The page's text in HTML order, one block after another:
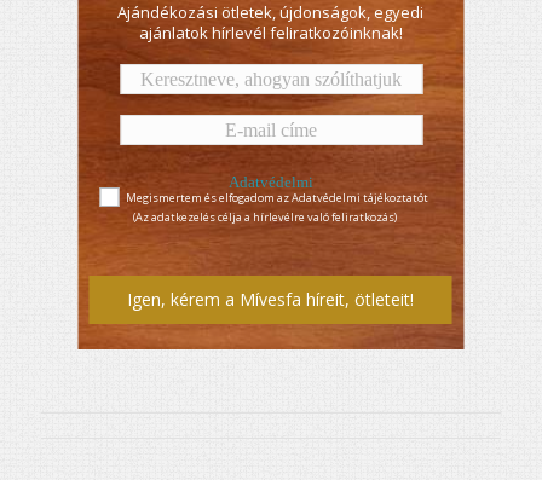
Ajándékozási ötletek, újdonságok, egyedi
ajánlatok hírlevél feliratkozóinknak!
Adatvédelmi
tájékoztató
Megismertem és elfogadom az Adatvédelmi tájékoztatót
(Az adatkezelés célja a hírlevélre való feliratkozás)
Igen, kérem a Mívesfa híreit, ötleteit!